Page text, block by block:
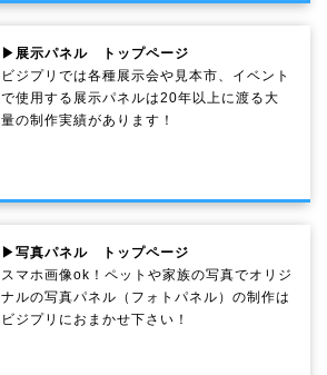
▶展示パネル トップページ
ビジプリでは各種展示会や見本市、イベント
で使用する展示パネルは20年以上に渡る大
量の制作実績があります！
▶写真パネル トップページ
スマホ画像ok！ペットや家族の写真でオリジ
ナルの写真パネル（フォトパネル）の制作は
ビジプリにおまかせ下さい！